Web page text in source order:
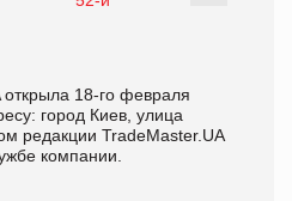
открыла 18-го февраля
город Киев, улица
редакции TradeMaster.UA
компании.